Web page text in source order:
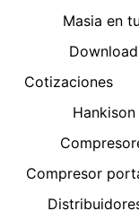
Masia en
Download
Cotizaciones
Hankison
Compresor